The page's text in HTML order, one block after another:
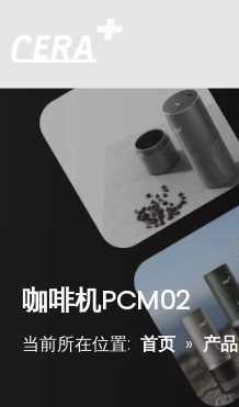
咖啡机PCM02
当前所在位置: 首页 » 产品